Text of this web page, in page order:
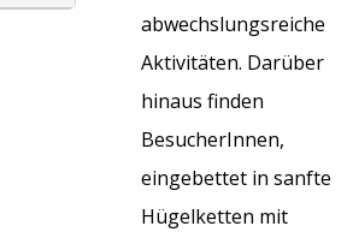
abwechslungsreiche
Aktivitäten. Darüber
hinaus finden
BesucherInnen,
eingebettet in sanfte
Hügelketten mit